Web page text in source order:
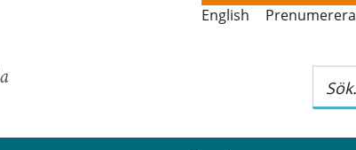
English Prenumerera